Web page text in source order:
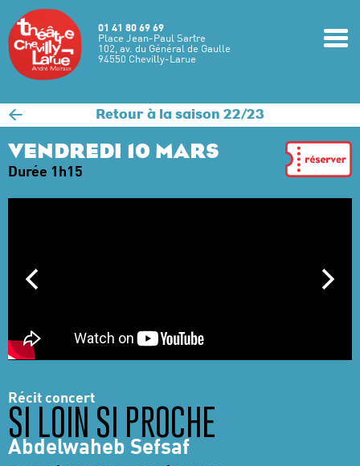
Aller au contenu principal
01 41 80 69 69
Place Jean-Paul Sartre
102, av. du Général de Gaulle
94550 Chevilly-Larue
< Retour à la saison 22/23
VENDREDI 10 MARS
Durée 1h15
Récit concert
SI LOIN SI PROCHE
Abdelwaheb Sefsaf